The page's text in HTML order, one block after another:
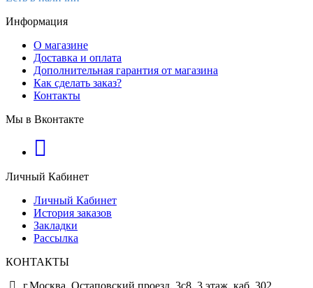
Информация
О магазине
Доставка и оплата
Дополнительная гарантия от магазина
Как сделать заказ?
Контакты
Мы в Вконтакте
Личный Кабинет
Личный Кабинет
История заказов
Закладки
Рассылка
КОНТАКТЫ